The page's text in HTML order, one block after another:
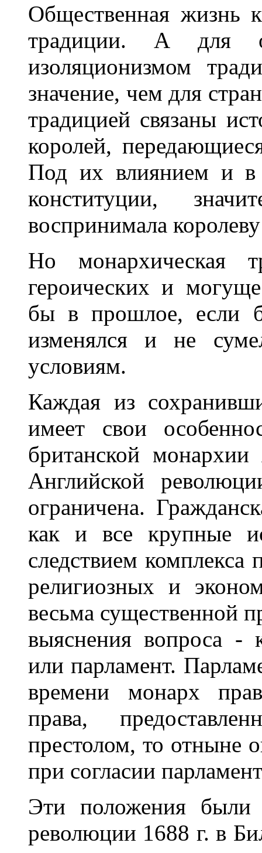
Общественная жизнь
традиции. А для
изоляционизмом
значение, чем для
традицией связаны
королей,
Под их влиянием и в
конституции,
воспринимала
Но
героических и
бы в прошлое, если
изменялся и не
условиям.
Каждая из
имеет свои
британской
Английской
ограничена.
как и все крупные
следствием комплекса
религиозных и
весьма существенной
выяснения вопроса -
или парламент.
времени монарх
права,
престолом, то отныне
при согласии
Эти положения были
революции 1688 г. в